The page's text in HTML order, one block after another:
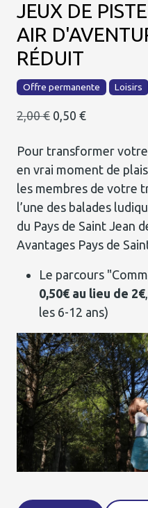
JEUX DE
AIR
RÉDUIT
Offre permanente Loisirs
2,00 € 0,50 €
Pour transformer
en vrai moment de
les membres de votre
l’une des balades
du Pays de Saint Jean
Avantages Pays de
Le parcours
0,50€ au lieu de 2€
les 6-12 ans)